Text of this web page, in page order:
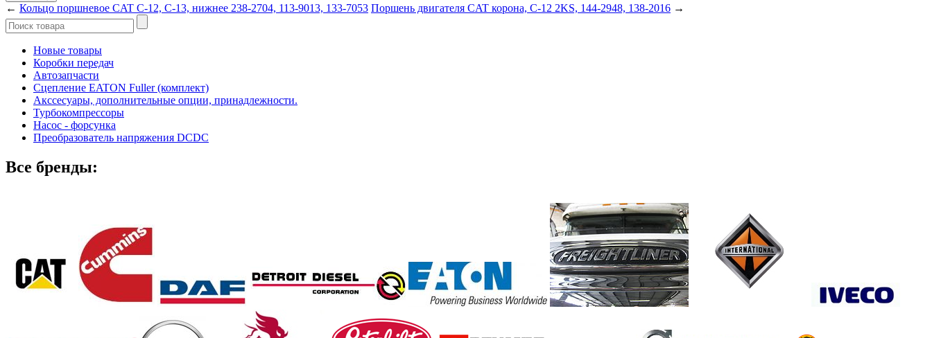
← Кольцо поршневое CAT C-12, C-13, нижнее 238-2704, 113-9013, 133-7053 Поршень двигателя CAT корона, C-12 2KS, 144-2948, 138-2016 →
Новые товары
Коробки передач
Автозапчасти
Сцепление EATON Fuller (комплект)
Акссесуары, дополнительные опции, принадлежности.
Турбокомпрессоры
Насос - форсунка
Преобразователь напряжения DCDC
Все бренды: